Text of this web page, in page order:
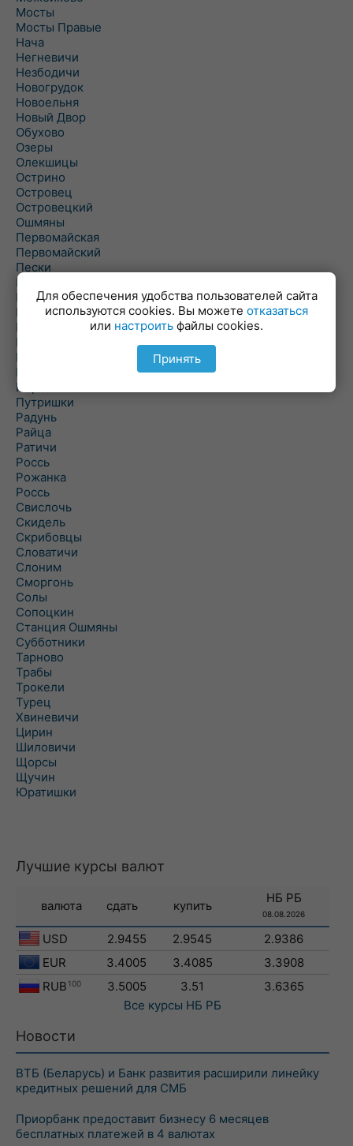
Мосты
Мосты Правые
Нача
Негневичи
Незбодичи
Новогрудок
Новоельня
Новый Двор
Обухово
Озеры
Олекшицы
Острино
Островец
Островецкий
Ошмяны
Первомайская
Первомайский
Пески
Петревичи
Погородно
Пограничный
Подлабенье
Подольцы
Подороск
Поречье
Порозово
Путришки
Радунь
Райца
Ратичи
Роcсь
Рожанка
Россь
Свислочь
Скидель
Скрибовцы
Словатичи
Слоним
Сморгонь
Солы
Сопоцкин
Станция Ошмяны
Субботники
Тарново
Трабы
Трокели
Турец
Хвиневичи
Цирин
Шиловичи
Щорсы
Щучин
Юратишки
Лучшие курсы валют
валюта сдать купить
НБ РБ
08.08.2026
USD 2.9455 2.9545
2.9386
EUR
3.4005 3.4085
3.3908
RUB 100 3.5005 3.51
3.6365
Все курсы НБ РБ
Новости
ВТБ (Беларусь) и Банк развития расширили линейку
кредитных решений для СМБ
Приорбанк предоставит бизнесу 6 месяцев
бесплатных платежей в 4 валютах
Для обеспечения удобства пользователей сайта
используются cookies. Вы можете отказаться
или настроить файлы cookies.
Принять